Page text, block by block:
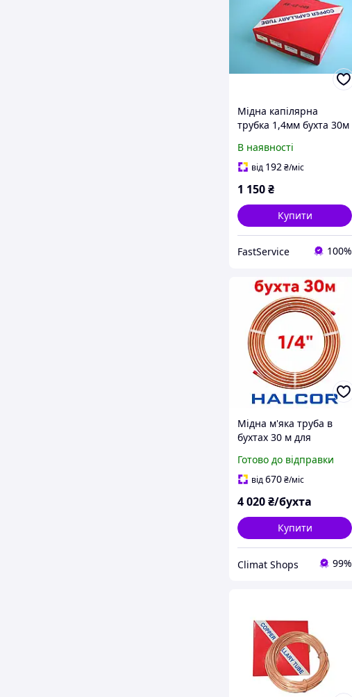
Мідна капілярна
трубка 1,4мм бухта 30м
Купити недорого
В наявності
від 192₴/міс
1 150₴
Купити
FastService 100%
Мідна м'яка труба в
бухтах 30 м для
Halcor 6,35*0,76 (1/4")
Греція, мідні труби
Готово до відправки
від670₴/міс
4 020₴/бухта
Купити
Climat Shops 99%